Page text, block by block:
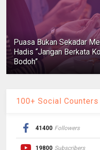
Puasa Bukan Sekadar
Hadis “Jangan Berkata
Bodoh”
100+ Social Counters
41400 Followers
19800 Subscribers